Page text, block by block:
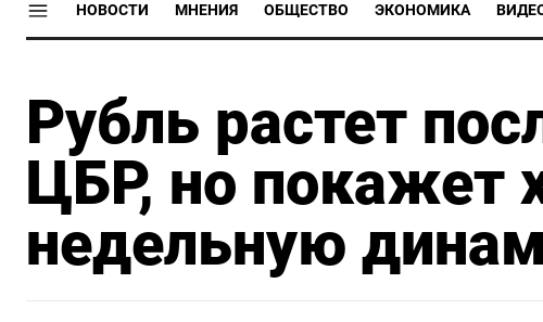
НОВОСТИ МНЕНИЯ ОБЩЕСТВО ЭКОНОМИКА
Рубль растет
ЦБР, но покажет
недельную